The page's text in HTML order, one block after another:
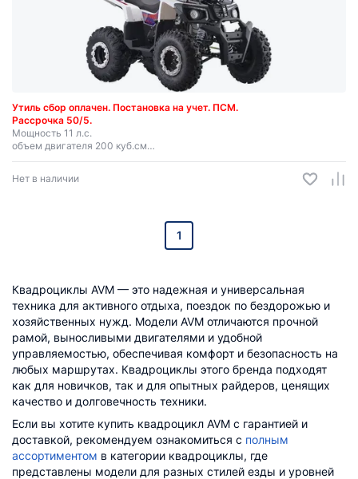
Утиль сбор оплачен. Постановка на учет. ПСМ.
Рассрочка 50/5.
Мощность 11 л.с.
объем двигателя 200 куб.см
возраст 17+
Нет в наличии
1
Квадроциклы AVM — это надежная и универсальная
техника для активного отдыха, поездок по бездорожью и
хозяйственных нужд. Модели AVM отличаются прочной
рамой, выносливыми двигателями и удобной
управляемостью, обеспечивая комфорт и безопасность на
любых маршрутах. Квадроциклы этого бренда подходят
как для новичков, так и для опытных райдеров, ценящих
качество и долговечность техники.
Если вы хотите купить квадроцикл AVM с гарантией и
доставкой, рекомендуем ознакомиться с полным
ассортиментом в категории квадроциклы, где
представлены модели для разных стилей езды и уровней